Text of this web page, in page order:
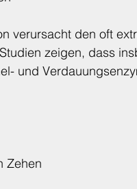
verursacht den oft
zeigen, dass
und
Zehen